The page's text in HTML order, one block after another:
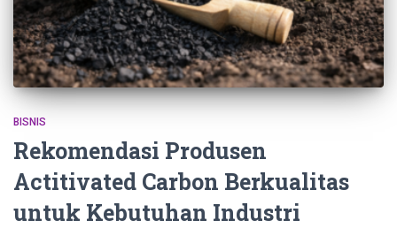
BISNIS
Rekomendasi Produsen
Actitivated Carbon Berkualitas
untuk Kebutuhan Industri